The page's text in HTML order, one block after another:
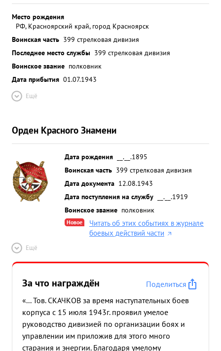
Место рождения
РФ, Красноярский край, город Красноярск
Воинская часть 399 стрелковая дивизия
Последнее место службы 399 стрелковая дивизия
Воинское звание полковник
Дата прибытия 01.07.1943
Ещё
Орден Красного Знамени
Дата рождения
__.__.1895
Воинская часть 399 стрелковая дивизия
Дата документа 12.08.1943
Дата поступления на службу
__.__.1919
Воинское звание полковник
Новое
Читать об этих событиях в журнале
боевых действий части
Ещё
За что награждён
Поделиться
«... Тов. СКАЧКОВ за время наступательных боев
корпуса с 15 июля 1943г. проявил умелое
руководство дивизией по организации боях и
управлении им приложив для этого много
старания и энергии. Благодаря умелому